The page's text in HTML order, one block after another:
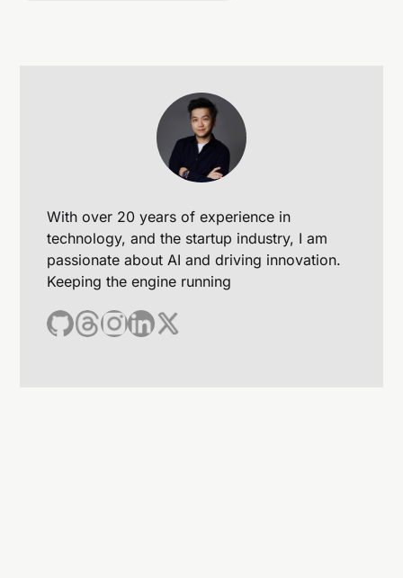
With over 20 years of experience in
technology, and the startup industry, I am
passionate about AI and driving innovation.
Keeping the engine running